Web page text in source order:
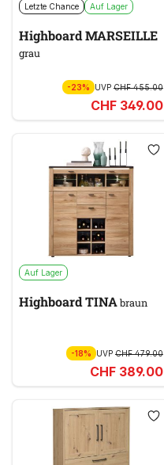
Letzte Chance Auf Lager
Highboard MARSEILLE
grau
-23% UVP CHF 455.00
CHF 349.00
Auf Lager
Highboard TINAbraun
-18% UVP CHF 479.00
CHF 389.00